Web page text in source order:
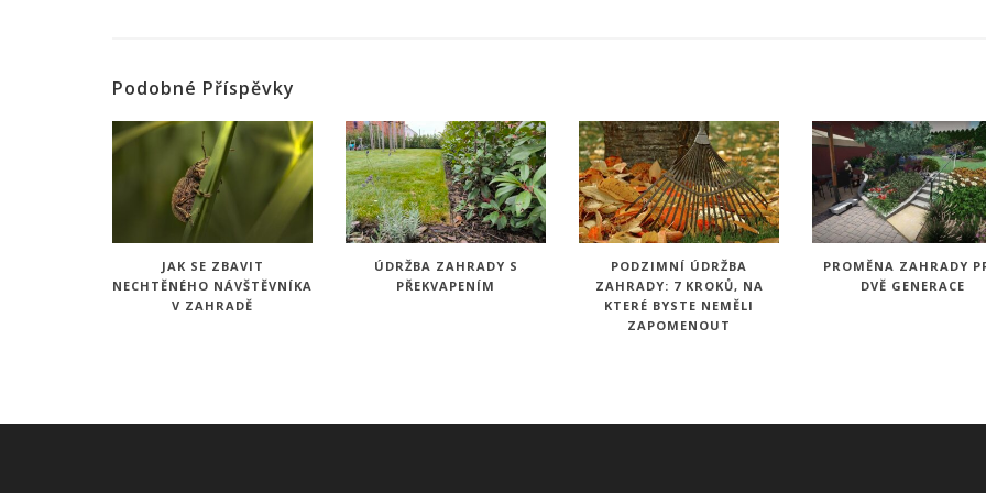
Podobné Příspěvky
JAK SE ZBAVIT
NECHTĚNÉHO NÁVŠTĚVNÍKA
V ZAHRADĚ
ÚDRŽBA ZAHRADY S
PŘEKVAPENÍM
PODZIMNÍ ÚDRŽBA
ZAHRADY: 7 KROKŮ, NA
KTERÉ BYSTE NEMĚLI
ZAPOMENOUT
PROMĚNA ZAHRADY
DVĚ GENERACE